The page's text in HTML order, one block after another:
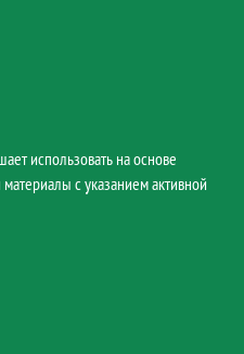
использовать на основе
с указанием активной